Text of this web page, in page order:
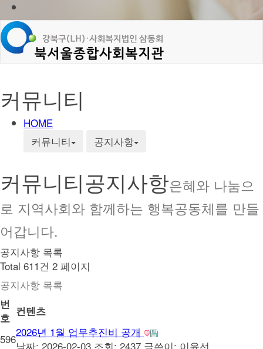
커뮤니티
HOME
커뮤니티
공지사항
커뮤니티공지사항은혜와 나눔으
로 지역사회와 함께하는 행복공동체를 만들
어갑니다.
공지사항 목록
Total 611건 2 페이지
공지사항 목록
번
호 컨텐츠
5962026년 1월 업무추진비 공개
날짜: 2026-02-03 조회: 2437 글쓴이: 이윤선